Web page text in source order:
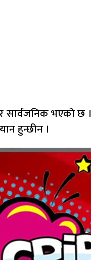
सार्वजनिक भएको
हुन्छीन ।